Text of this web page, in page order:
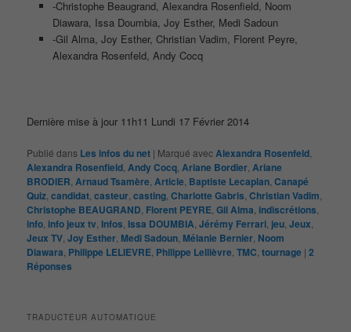
-Christophe Beaugrand, Alexandra Rosenfield, Noom
Diawara, Issa Doumbia, Joy Esther, Medi Sadoun
-Gil Alma, Joy Esther, Christian Vadim, Florent Peyre,
Alexandra Rosenfeld, Andy Cocq
Dernière mise à jour 11h11 Lundi 17 Février 2014
Publié dans Les infos du net | Marqué avecAlexandra Rosenfeld,
Alexandra Rosenfield,Andy Cocq,Ariane Bordier,Ariane
BRODIER,Arnaud Tsamère,Article, Baptiste Lecaplan,Canapé
Quiz,candidat,casteur,casting,Charlotte Gabris,Christian Vadim,
Christophe BEAUGRAND, Florent PEYRE,Gil Alma, indiscrétions,
info, info jeux tv, Infos, Issa DOUMBIA,Jérémy Ferrari, jeu,Jeux,
Jeux TV,Joy Esther, Medi Sadoun, Mélanie Bernier, Noom
Diawara, Philippe LELIEVRE, Philippe Lellièvre,TMC,tournage |2
Réponses
TRADUCTEUR AUTOMATIQUE